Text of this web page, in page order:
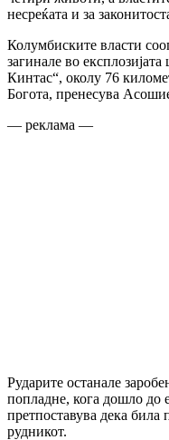
несреќата и за
Колумбиските власти
загинале во
Кинтас“, околу 76
Богота, пренесува
— реклама —
Рударите останале
попладне, кога дошло до
претпоставува дека била
рудникот.